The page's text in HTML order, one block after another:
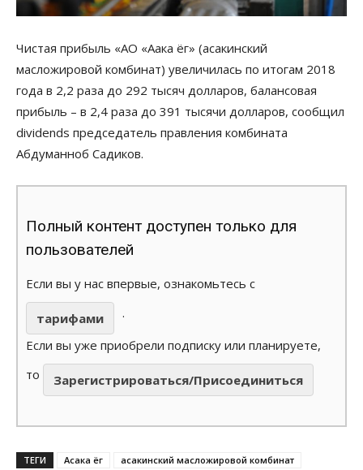
Чистая прибыль «АО «Аака ёг» (асакинский
масложировой комбинат) увеличилась по итогам 2018
года в 2,2 раза до 292 тысяч долларов, балансовая
прибыль – в 2,4 раза до 391 тысячи долларов, сообщил
dividends председатель правления комбината
Абдуманноб Садиков.
Полный контент доступен только для
пользователей
Если вы у нас впервые, ознакомьтесь с
тарифами
.
Если вы уже приобрели подписку или планируете,
то
Зарегистрироваться/Присоединиться
ТЕГИ Асака ёг
асакинский масложировой комбинат